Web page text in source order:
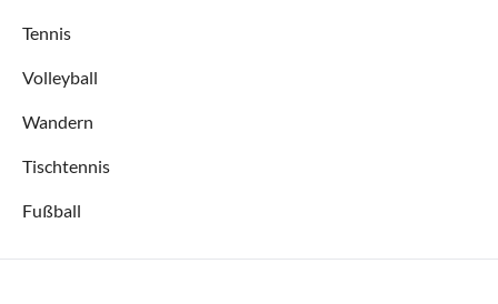
Tennis
Volleyball
Wandern
Tischtennis
Fußball